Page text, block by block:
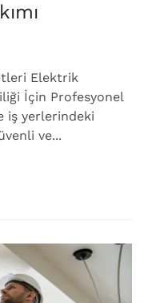
Elektrik
İçin Profesyonel
iş yerlerindeki
ve...